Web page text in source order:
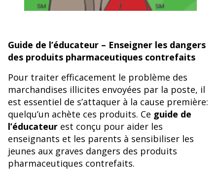
Guide de l’éducateur – Enseigner les dangers
des produits pharmaceutiques contrefaits
Pour traiter efficacement le problème des
marchandises illicites envoyées par la poste, il
est essentiel de s’attaquer à la cause première:
quelqu’un achète ces produits. Ce guide de
l’éducateur est conçu pour aider les
enseignants et les parents à sensibiliser les
jeunes aux graves dangers des produits
pharmaceutiques contrefaits.